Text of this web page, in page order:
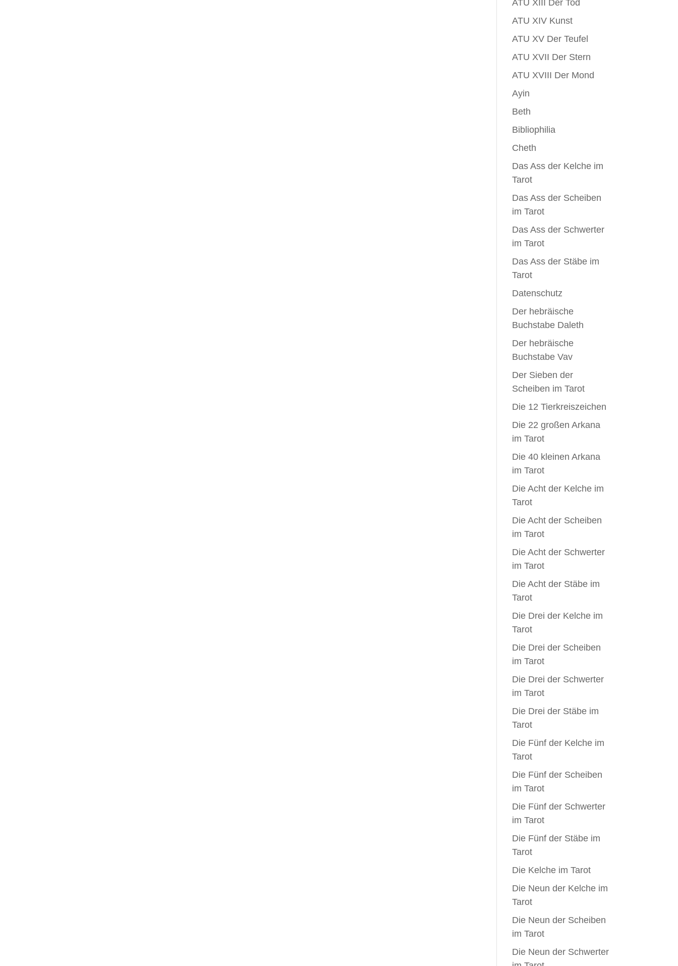
ATU XIII Der Tod
ATU XIV Kunst
ATU XV Der Teufel
ATU XVII Der Stern
ATU XVIII Der Mond
Ayin
Beth
Bibliophilia
Cheth
Das Ass der Kelche im
Tarot
Das Ass der Scheiben
im Tarot
Das Ass der Schwerter
im Tarot
Das Ass der Stäbe im
Tarot
Datenschutz
Der hebräische
Buchstabe Daleth
Der hebräische
Buchstabe Vav
Der Sieben der
Scheiben im Tarot
Die 12 Tierkreiszeichen
Die 22 großen Arkana
im Tarot
Die 40 kleinen Arkana
im Tarot
Die Acht der Kelche im
Tarot
Die Acht der Scheiben
im Tarot
Die Acht der Schwerter
im Tarot
Die Acht der Stäbe im
Tarot
Die Drei der Kelche im
Tarot
Die Drei der Scheiben
im Tarot
Die Drei der Schwerter
im Tarot
Die Drei der Stäbe im
Tarot
Die Fünf der Kelche im
Tarot
Die Fünf der Scheiben
im Tarot
Die Fünf der Schwerter
im Tarot
Die Fünf der Stäbe im
Tarot
Die Kelche im Tarot
Die Neun der Kelche im
Tarot
Die Neun der Scheiben
im Tarot
Die Neun der Schwerter